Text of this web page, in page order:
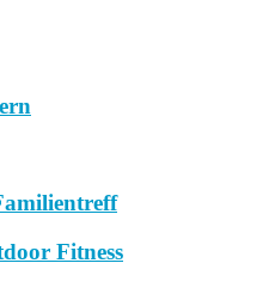
Fitness